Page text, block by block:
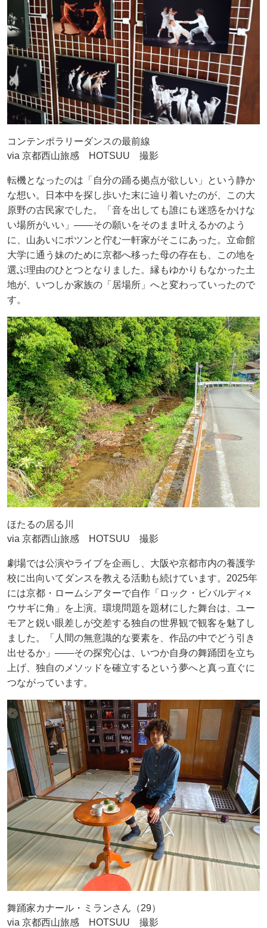
コンテンポラリーダンスの最前線
via 京都西山旅感 HOTSUU 撮影
転機となったのは「自分の踊る拠点が欲しい」という静か
な想い。日本中を探し歩いた末に辿り着いたのが、この大
原野の古民家でした。「音を出しても誰にも迷惑をかけな
い場所がいい」――その願いをそのまま叶えるかのよう
に、山あいにポツンと佇む一軒家がそこにあった。立命館
大学に通う妹のために京都へ移った母の存在も、この地を
選ぶ理由のひとつとなりました。縁もゆかりもなかった土
地が、いつしか家族の「居場所」へと変わっていったので
す。
ほたるの居る川
via 京都西山旅感 HOTSUU 撮影
劇場では公演やライブを企画し、大阪や京都市内の養護学
校に出向いてダンスを教える活動も続けています。2025年
には京都・ロームシアターで自作「ロック・ビバルディ×
ウサギに角」を上演。環境問題を題材にした舞台は、ユー
モアと鋭い眼差しが交差する独自の世界観で観客を魅了し
ました。「人間の無意識的な要素を、作品の中でどう引き
出せるか」――その探究心は、いつか自身の舞踊団を立ち
上げ、独自のメソッドを確立するという夢へと真っ直ぐに
つながっています。
舞踊家カナール・ミランさん（29）
via 京都西山旅感 HOTSUU 撮影